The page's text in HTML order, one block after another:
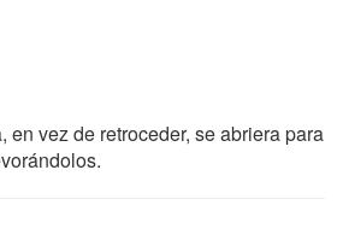
en vez de retroceder, se abriera para